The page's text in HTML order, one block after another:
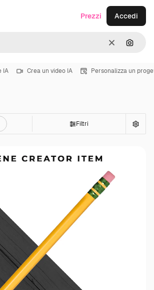
CancellaCerca
Prezzi Accedi
IA Crea un video IA Personalizza un
Filtri